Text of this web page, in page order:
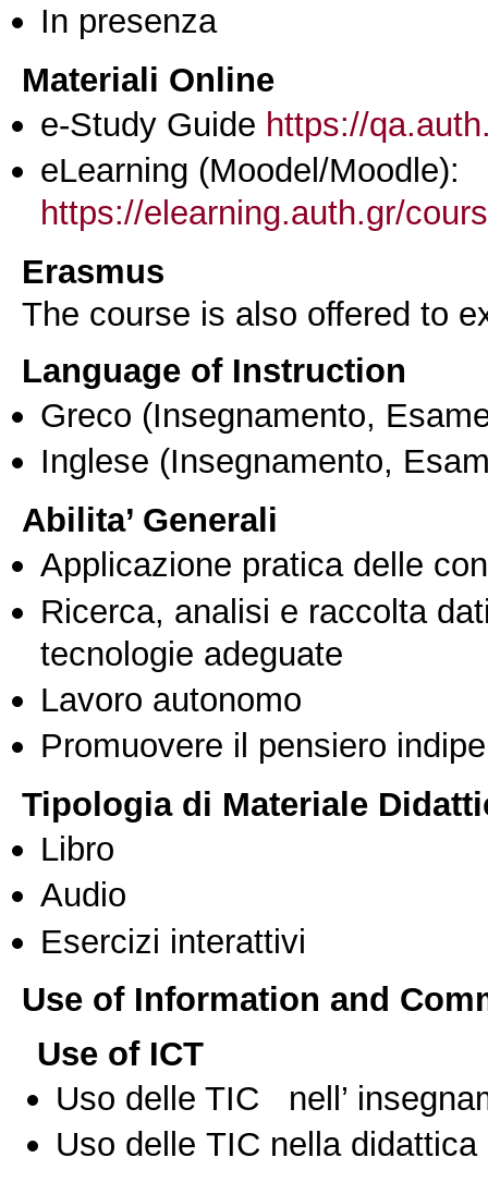
In presenza
Materiali Online
e-Study Guide https://
eLearning (Moodel/Moodle):
https://elearning.auth.gr/
Erasmus
The course is also offered to
Language of Instruction
Greco (Insegnamento,
Inglese (Insegnamento,
Abilita’ Generali
Applicazione pratica delle
Ricerca, analisi e raccolta
tecnologie adeguate
Lavoro autonomo
Promuovere il pensiero
Tipologia di Materiale
Libro
Audio
Esercizi interattivi
Use of Information and
Use of ICT
Uso delle TIC nell’
Uso delle TIC nella